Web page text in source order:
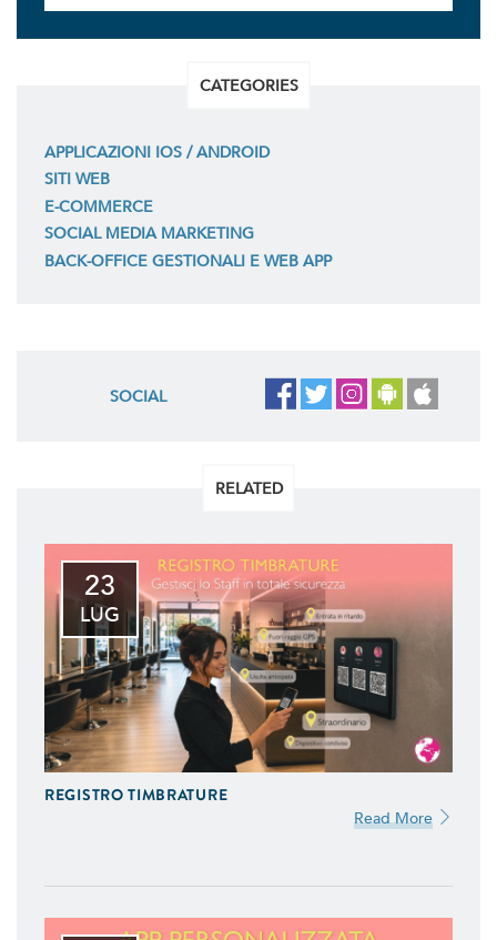
CATEGORIES
APPLICAZIONI IOS / ANDROID
SITI WEB
E-COMMERCE
SOCIAL MEDIA MARKETING
BACK-OFFICE GESTIONALI E WEB APP
SOCIAL
RELATED
23
LUG
REGISTRO TIMBRATURE
Read More